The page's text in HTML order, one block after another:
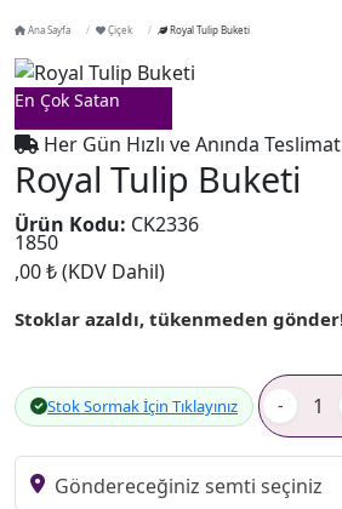
Ana Sayfa Çiçek Royal Tulip Buketi
En Çok Satan
Her Gün Hızlı ve Anında Teslimat
Royal Tulip Buketi
Ürün Kodu: CK2336
1850
,00 ₺(KDV Dahil)
Stoklar azaldı, tükenmeden
Stok Sormak İçin Tıklayınız -